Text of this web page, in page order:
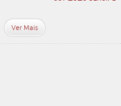
Ver Mais